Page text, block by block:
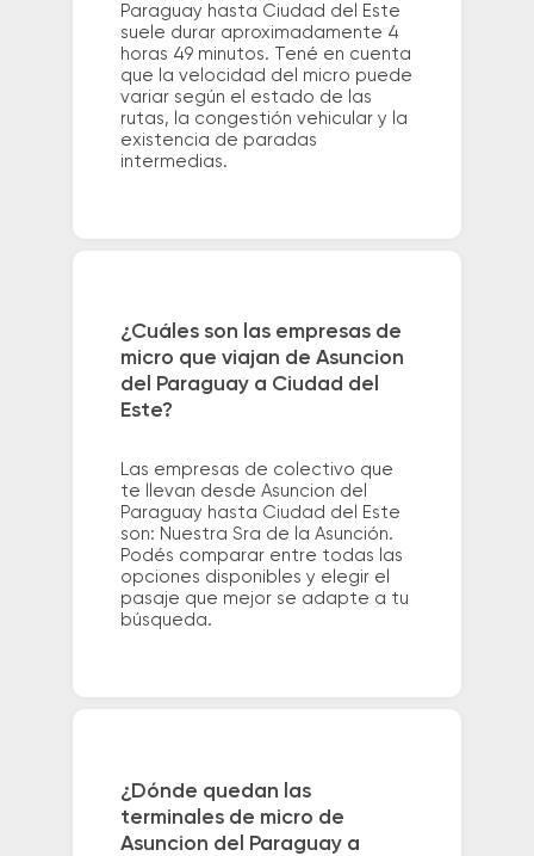
Paraguay hasta Ciudad del Este
suele durar aproximadamente 4
horas 49 minutos. Tené en cuenta
que la velocidad del micro puede
variar según el estado de las
rutas, la congestión vehicular y la
existencia de paradas
intermedias.
¿Cuáles son las empresas de
micro que viajan de Asuncion
del Paraguay a Ciudad del
Este?
Las empresas de colectivo que
te llevan desde Asuncion del
Paraguay hasta Ciudad del Este
son: Nuestra Sra de la Asunción.
Podés comparar entre todas las
opciones disponibles y elegir el
pasaje que mejor se adapte a tu
búsqueda.
¿Dónde quedan las
terminales de micro de
Asuncion del Paraguay a